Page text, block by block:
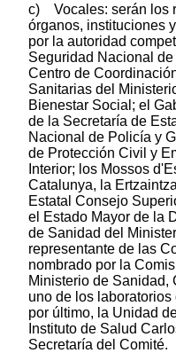
c) Vocales: serán los
órganos, instituciones
por la autoridad
Seguridad Nacional
Centro de
Sanitarias del
Bienestar Social; el
de la Secretaría de
Nacional de Policía y
de Protección Civil y
Interior; los Mossos
Catalunya, la
Estatal Consejo
el Estado Mayor de la
de Sanidad del
representante de las
nombrado por la
Ministerio de Sanidad,
uno de los
por último, la Unidad
Instituto de Salud
Secretaría del Comité.